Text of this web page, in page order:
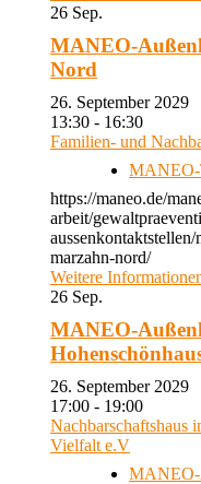
26 Sep.
MANEO-
Nord
26. September 2029
13:30 - 16:30
Familien- und
MANEO-
https://maneo.de/
arbeit/
marzahn-nord/
Weitere
26 Sep.
MANEO-
26. September 2029
17:00 - 19:00
Nachbarschaftshaus
Vielfalt e.V
MANEO-